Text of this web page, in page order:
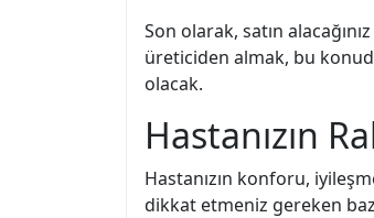
Son olarak, satın
üreticiden almak, bu
olacak.
Hastanızın
Hastanızın konforu,
dikkat etmeniz gereken